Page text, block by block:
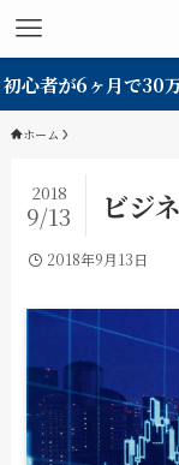
初心者が6ヶ月で30
ホーム
ビジ
2018
9/13
2018年9月13日